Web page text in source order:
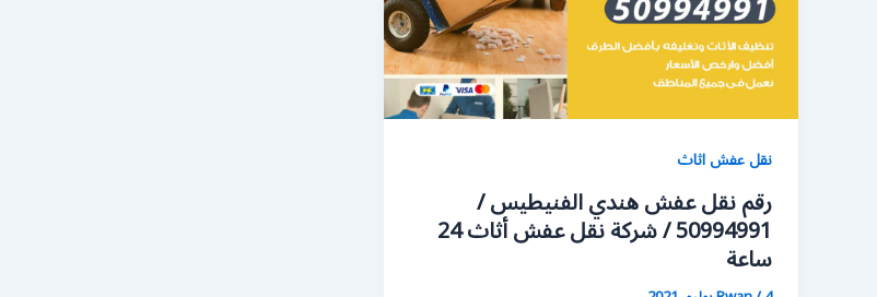
نقل عفش اثاث
رقم نقل عفش هندي الفنيطيس /
50994991 / شركة نقل عفش أثاث 24
ساعة